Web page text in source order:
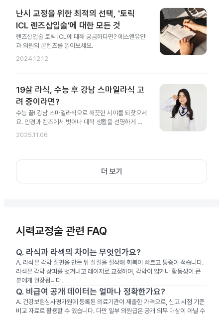
난시 교정을 위한 최적의 선택, '토릭
ICL 렌즈삽입술'에 대한 모든 것
렌즈삽입술 토릭 ICL에 대해 궁금하다면? 에스앤유안
과 의원의 콘텐츠를 읽어보세요.
2024.12.12
19살 라식, 수능 후 강남 스마일라식 고
려 중이라면?
수능 끝! 강남 스마일라식으로 깨끗한 시야를 되찾으세
요. 안경과 렌즈에서 벗어나 대학 생활을 선명하게 시
작해 보세요.
2025.11.06
더 보기
시력교정술 관련 FAQ
Q. 라식과 라섹의 차이는 무엇인가요?
A. 라식은 각막 절편을 만든 뒤 실질을 절삭해 회복이 빠르고 통증이 적습니다.
라섹은 각막 상피를 벗겨내고 레이저로 교정하며, 각막이 얇거나 활동성이 큰
분에게 권장됩니다.
Q. 비급여 공개 데이터는 얼마나 정확한가요?
A. 건강보험심사평가원에 등록된 의료기관이 제출한 가격으로, 신고 시점 기준
비교 자료로 활용할 수 있습니다. 다만 일부 의원급은 공개 의무 대상이 아닐 수